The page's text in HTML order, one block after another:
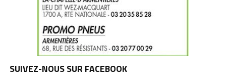
SUIVEZ-NOUS SUR FACEBOOK